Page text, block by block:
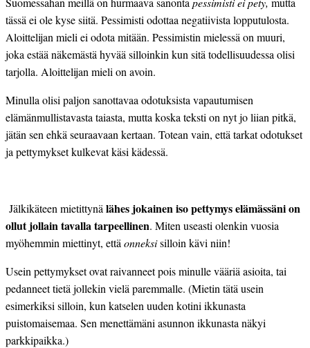
tässä ei ole kyse siitä. Pessimisti odottaa negatiivista lopputulosta.
Aloittelijan mieli ei odota mitään. Pessimistin mielessä on muuri,
joka estää näkemästä hyvää silloinkin kun sitä todellisuudessa olisi
tarjolla. Aloittelijan mieli on avoin.
Minulla olisi paljon sanottavaa odotuksista vapautumisen
elämänmullistavasta taiasta, mutta koska teksti on nyt jo liian pitkä,
jätän sen ehkä seuraavaan kertaan. Totean vain, että tarkat odotukset
ja pettymykset kulkevat käsi kädessä.
Jälkikäteen mietittynä lähes jokainen iso pettymys elämässäni on
ollut jollain tavalla tarpeellinen. Miten useasti olenkin vuosia
myöhemmin miettinyt, että onneksisilloin kävi niin!
Usein pettymykset ovat raivanneet pois minulle vääriä asioita, tai
pedanneet tietä jollekin vielä paremmalle. (Mietin tätä usein
esimerkiksi silloin, kun katselen uuden kotini ikkunasta
puistomaisemaa. Sen menettämäni asunnon ikkunasta näkyi
parkkipaikka.)